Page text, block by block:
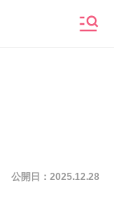
公開日： 2025.12.28